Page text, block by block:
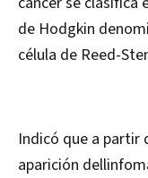
de Hodgkin
célula de Reed-
Indicó que a partir
aparición del